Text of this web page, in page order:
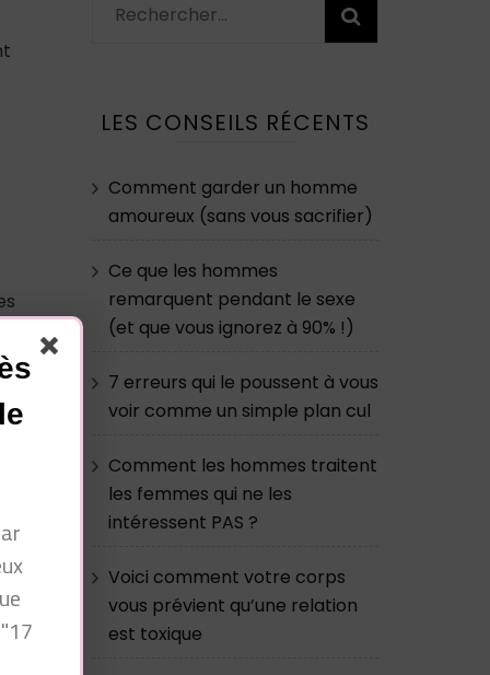
Rechercher :
LES CONSEILS RÉCENTS
Comment garder un homme
amoureux (sans vous sacrifier)
Ce que les hommes
remarquent pendant le sexe
(et que vous ignorez à 90% !)
7 erreurs qui le poussent à vous
voir comme un simple plan cul
Comment les hommes traitent
les femmes qui ne les
intéressent PAS ?
Voici comment votre corps
vous prévient qu’une relation
est toxique